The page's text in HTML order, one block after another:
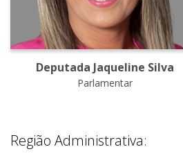
Deputada Jaqueline Silva
Parlamentar
Região Administrativa: